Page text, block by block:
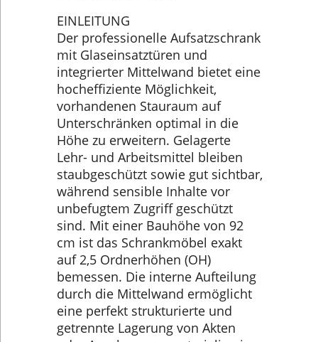
EINLEITUNG
Der professionelle Aufsatzschrank
mit Glaseinsatztüren und
integrierter Mittelwand bietet eine
hocheffiziente Möglichkeit,
vorhandenen Stauraum auf
Unterschränken optimal in die
Höhe zu erweitern. Gelagerte
Lehr- und Arbeitsmittel bleiben
staubgeschützt sowie gut sichtbar,
während sensible Inhalte vor
unbefugtem Zugriff geschützt
sind. Mit einer Bauhöhe von 92
cm ist das Schrankmöbel exakt
auf 2,5 Ordnerhöhen (OH)
bemessen. Die interne Aufteilung
durch die Mittelwand ermöglicht
eine perfekt strukturierte und
getrennte Lagerung von Akten